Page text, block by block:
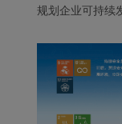
规划企业可持续